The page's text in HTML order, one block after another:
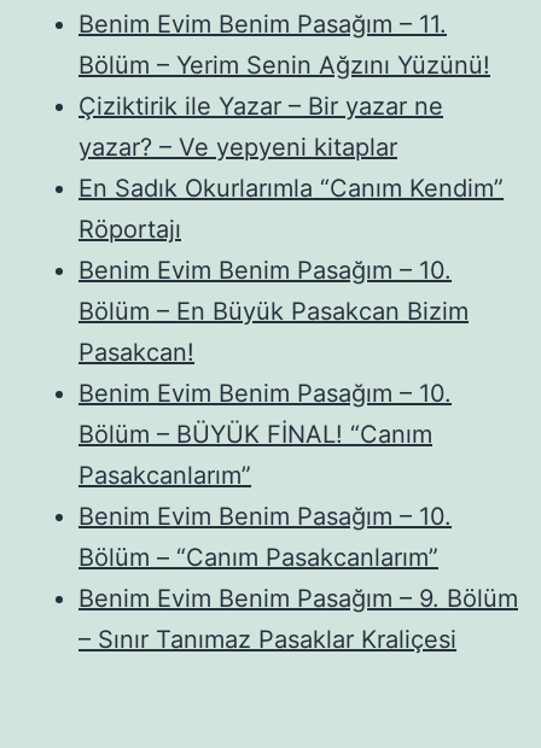
Benim Evim Benim Pasağım – 11.
Bölüm – Yerim Senin Ağzını Yüzünü!
Çiziktirik ile Yazar – Bir yazar ne
yazar? – Ve yepyeni kitaplar
En Sadık Okurlarımla “Canım Kendim”
Röportajı
Benim Evim Benim Pasağım – 10.
Bölüm – En Büyük Pasakcan Bizim
Pasakcan!
Benim Evim Benim Pasağım – 10.
Bölüm – BÜYÜK FİNAL! “Canım
Pasakcanlarım”
Benim Evim Benim Pasağım – 10.
Bölüm – “Canım Pasakcanlarım”
Benim Evim Benim Pasağım – 9. Bölüm
– Sınır Tanımaz Pasaklar Kraliçesi